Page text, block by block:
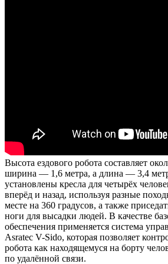
Высота ездового робота составляет
ширина — 1,6 метра, а длина — 3,4
установлены кресла для четырёх
вперёд и назад, используя разные
месте на 360 градусов, а также
ноги для высадки людей. В качестве
обеспечения применяется система
Asratec V-Sido, которая позволяет
робота как находящемуся на борту
по удалённой связи.